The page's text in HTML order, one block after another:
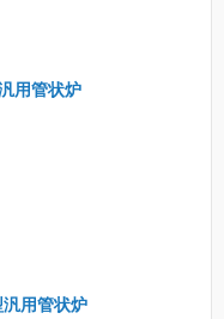
用管状炉
用管状炉